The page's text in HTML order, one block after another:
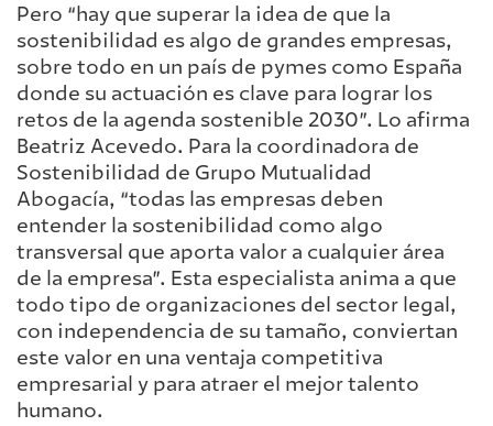
Pero “hay que superar la idea de que la
sostenibilidad es algo de grandes empresas,
sobre todo en un país de pymes como España
donde su actuación es clave para lograr los
retos de la agenda sostenible 2030”. Lo afirma
Beatriz Acevedo. Para la coordinadora de
Sostenibilidad de Grupo Mutualidad
Abogacía, “todas las empresas deben
entender la sostenibilidad como algo
transversal que aporta valor a cualquier área
de la empresa”. Esta especialista anima a que
todo tipo de organizaciones del sector legal,
con independencia de su tamaño, conviertan
este valor en una ventaja competitiva
empresarial y para atraer el mejor talento
humano.